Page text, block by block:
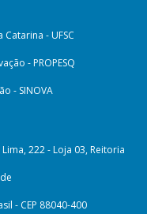
- UFSC
- PROPESQ
- SINOVA
222 - Loja 03, Reitoria
- CEP 88040-400